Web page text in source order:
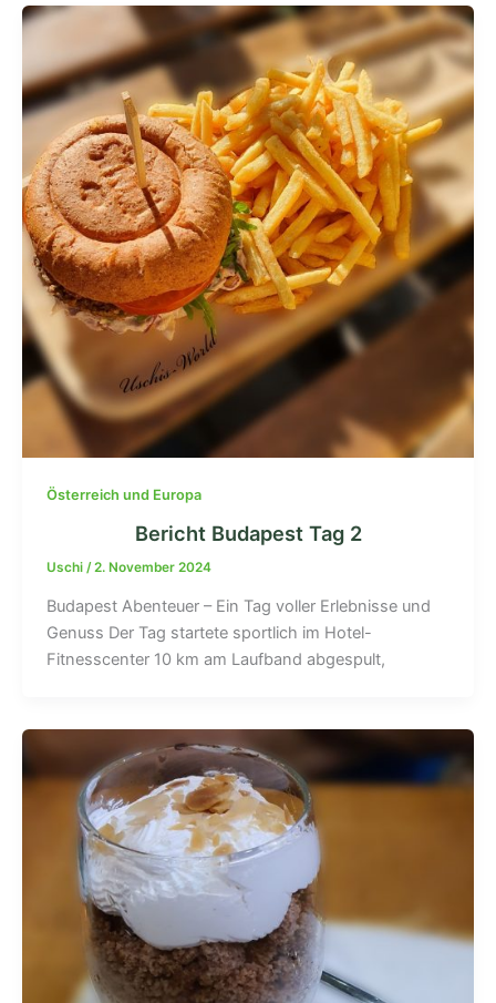
Österreich und Europa
Bericht Budapest Tag 2
Uschi /2. November 2024
Budapest Abenteuer – Ein Tag voller Erlebnisse und
Genuss Der Tag startete sportlich im Hotel-
Fitnesscenter 10 km am Laufband abgespult,